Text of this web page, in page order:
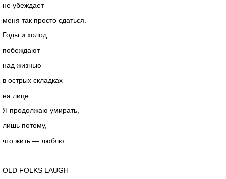
не убеждает
меня так просто сдаться.
Годы и холод
побеждают
над жизнью
в острых складках
на лице.
Я продолжаю умирать,
лишь потому,
что жить — люблю.
OLD FOLKS LAUGH